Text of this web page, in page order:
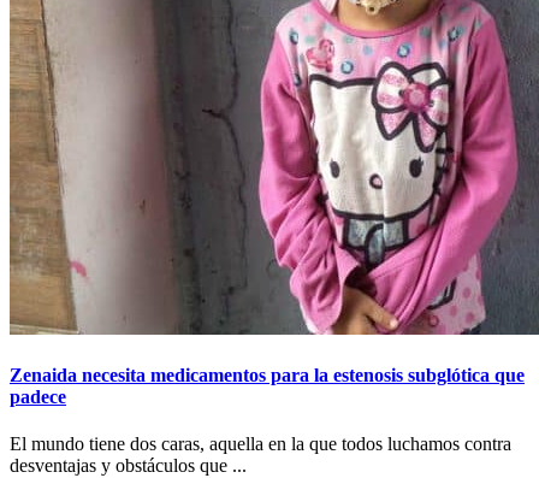
Zenaida necesita medicamentos para la estenosis subglótica que
padece
El mundo tiene dos caras, aquella en la que todos luchamos contra
desventajas y obstáculos que ...